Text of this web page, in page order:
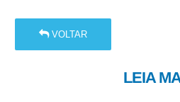
VOLTAR
LEIA